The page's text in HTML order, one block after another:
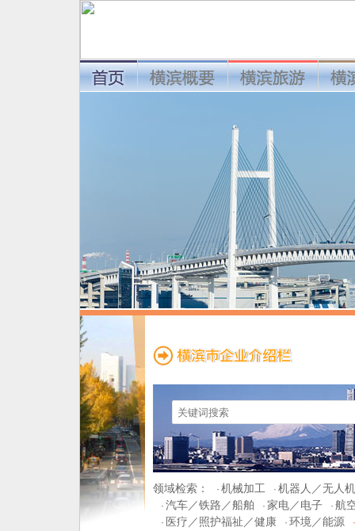
领域检索： · 机械加工 · 机器人／无人机
· 汽车／铁路／船舶 · 家电／电子 · 航
· 医疗／照护福祉／健康 · 环境／能源
·